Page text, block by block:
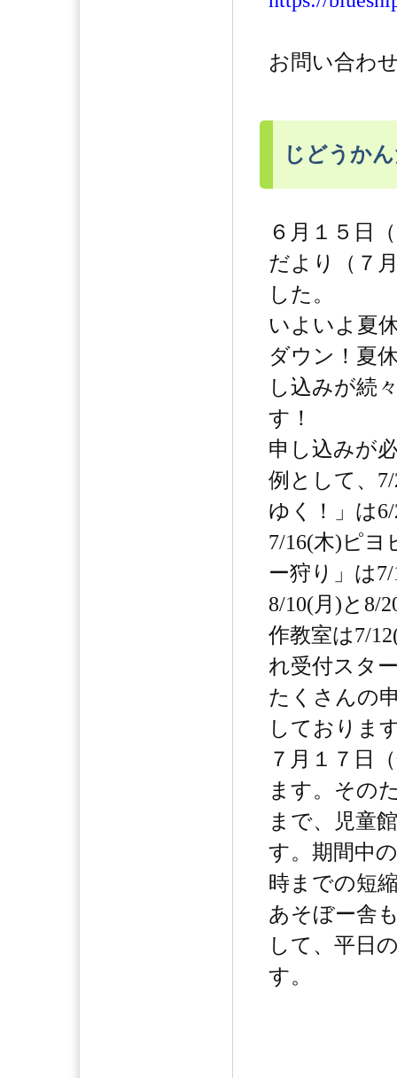
お問い合わ
じどうか
６月１５日
だより（７
した。
いよいよ夏
ダウン！夏
し込みが続
す！
申し込みが
例として、
ゆく！」は
7/16(木)ピヨ
ー狩り」は
8/10(月)と8/
作教室は7/
れ受付スタ
たくさんの
しておりま
７月１７日
ます。その
まで、児童
す。期間中
時までの短
あそぼー舎
して、平日
す。